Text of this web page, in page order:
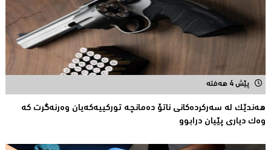
پێش 4 هەفتە
هەندێک لە سەركردەكانی ناتۆ دەمانچە تورکییەکەیان وەرنەگرت کە
وەک دیارى پێیان درابوو